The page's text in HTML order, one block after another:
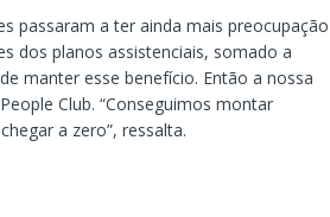
passaram a ter ainda mais preocupação
dos planos assistenciais, somado a
manter esse benefício. Então a nossa
Club. “Conseguimos montar
a zero”, ressalta.